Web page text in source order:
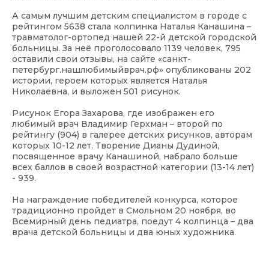
А самым лучшим детским специалистом в городе с
рейтингом 5638 стала колпинка Наталья Канашина –
травматолог-ортопед нашей 22-й детской городской
больницы. За неё проголосовало 1139 человек, 795
оставили свои отзывы, на сайте «санкт-
петербург.нашлюбимыйврач.рф» опубликованы 202
истории, героем которых является Наталья
Николаевна, и выложен 501 рисунок.
Рисунок Егора Захарова, где изображен его
любимый врач Владимир Герхман – второй по
рейтингу (904) в галерее детских рисунков, авторам
которых 10-12 лет. Творение Дианы Дудиной,
посвященное врачу Канашиной, набрало больше
всех баллов в своей возрастной категории (13-14 лет)
- 939.
На награждение победителей конкурса, которое
традиционно пройдет в Смольном 20 ноября, во
Всемирный день педиатра, поедут 4 колпинца – два
врача детской больницы и два юных художника.